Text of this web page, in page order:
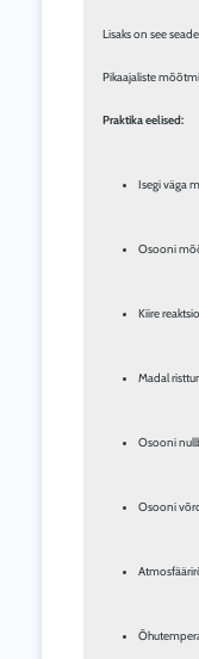
Lisaks on see
Pikaajaliste
Praktika eelised:
Isegi väga
Osooni
Kiire
Madal
Osooni
Osooni